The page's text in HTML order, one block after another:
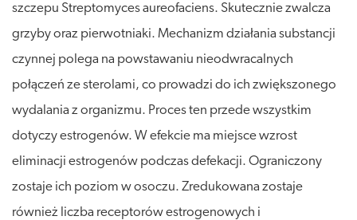
szczepu Streptomyces aureofaciens. Skutecznie zwalcza
grzyby oraz pierwotniaki. Mechanizm działania substancji
czynnej polega na powstawaniu nieodwracalnych
połączeń ze sterolami, co prowadzi do ich zwiększonego
wydalania z organizmu. Proces ten przede wszystkim
dotyczy estrogenów. W efekcie ma miejsce wzrost
eliminacji estrogenów podczas defekacji. Ograniczony
zostaje ich poziom w osoczu. Zredukowana zostaje
również liczba receptorów estrogenowych i